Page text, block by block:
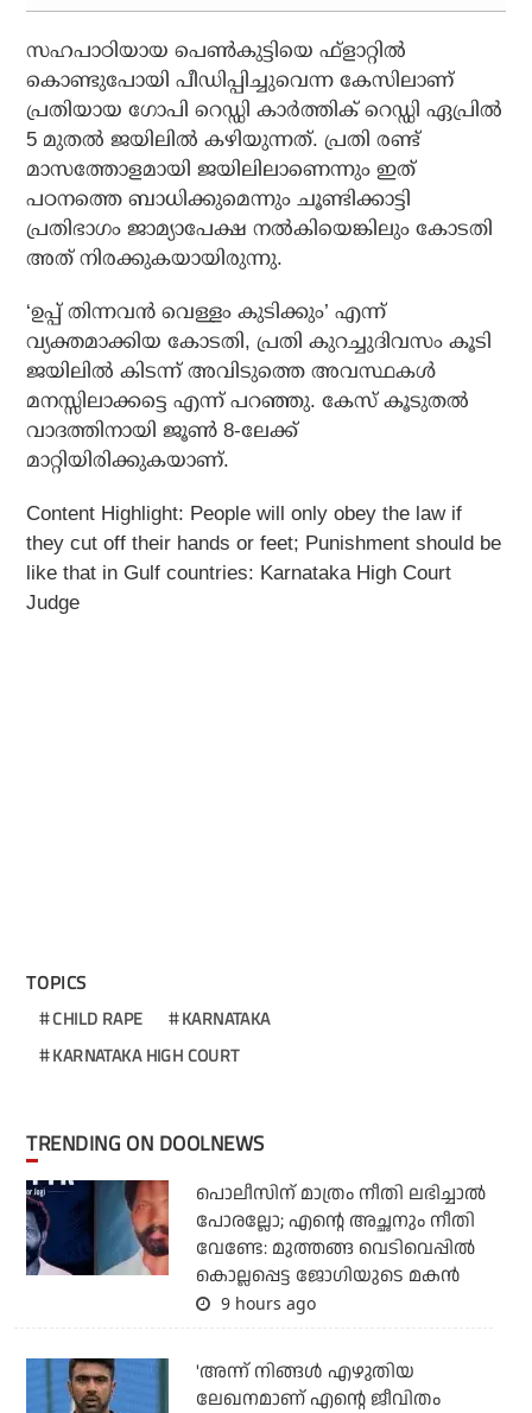
സഹപാഠിയായ പെണ്‍കുട്ടിയെ ഫ്‌ളാറ്റില്‍
കൊണ്ടുപോയി പീഡിപ്പിച്ചുവെന്ന കേസിലാണ്
പ്രതിയായ ഗോപി റെഡ്ഡി കാര്‍ത്തിക് റെഡ്ഡി ഏപ്രില്‍
5 മുതല്‍ ജയിലില്‍ കഴിയുന്നത്. പ്രതി രണ്ട്
മാസത്തോളമായി ജയിലിലാണെന്നും ഇത്
പഠനത്തെ ബാധിക്കുമെന്നും ചൂണ്ടിക്കാട്ടി
പ്രതിഭാഗം ജാമ്യാപേക്ഷ നല്‍കിയെങ്കിലും കോടതി
അത് നിരക്കുകയായിരുന്നു.
‘ഉപ്പ് തിന്നവന്‍ വെള്ളം കുടിക്കും’ എന്ന്
വ്യക്തമാക്കിയ കോടതി, പ്രതി കുറച്ചുദിവസം കൂടി
ജയിലില്‍ കിടന്ന് അവിടുത്തെ അവസ്ഥകള്‍
മനസ്സിലാക്കട്ടെ എന്ന് പറഞ്ഞു. കേസ് കൂടുതല്‍
വാദത്തിനായി ജൂണ്‍ 8-ലേക്ക്
മാറ്റിയിരിക്കുകയാണ്.
Content Highlight: People will only obey the law if
they cut off their hands or feet; Punishment should be
like that in Gulf countries: Karnataka High Court
Judge
TOPICS
CHILD RAPE
KARNATAKA
KARNATAKA HIGH COURT
TRENDING ON DOOLNEWS
പൊലീസിന് മാത്രം നീതി ലഭിച്ചാല്‍
പോരല്ലോ; എന്റെ അച്ഛനും നീതി
വേണ്ടേ: മുത്തങ്ങ വെടിവെപ്പില്‍
കൊല്ലപ്പെട്ട ജോഗിയുടെ മകന്‍
9 hours ago
'അന്ന് നിങ്ങള്‍ എഴുതിയ
ലേഖനമാണ് എന്റെ ജീവിതം